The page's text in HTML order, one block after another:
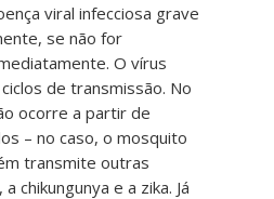
viral infecciosa grave
se não for
O vírus
de transmissão. No
ocorre a partir de
– no caso, o mosquito
transmite outras
chikungunya e a zika. Já